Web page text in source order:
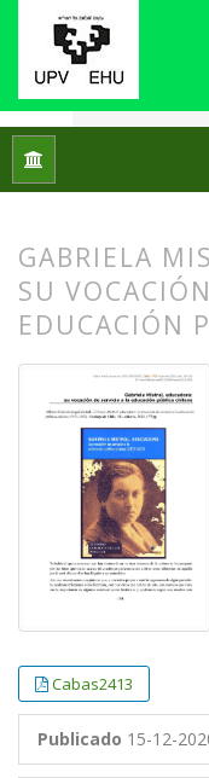
Inicio
GABRIELA
SU
EDUCACIÓN
Cabas2413
Publicado 15-12-